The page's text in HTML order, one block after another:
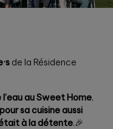
de la Résidence
au Sweet Home,
sa cuisine aussi
à la détente.🎉